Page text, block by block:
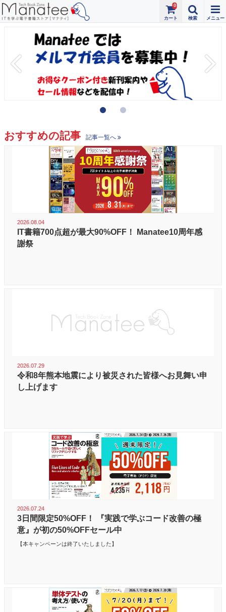
0
おすすめの記事 記事一覧へ
2026.08.04
IT書籍700点超が最大90%OFF！ Manatee10周年感
謝祭
2026.07.29
令和8年熊本地震により被災された皆様へお見舞い申
し上げます
2026.07.24
3日間限定50%OFF！ 『実践で学ぶコード改善の極
意』が初の50%OFFセール中
【本キャンペーンは終了いたしました】